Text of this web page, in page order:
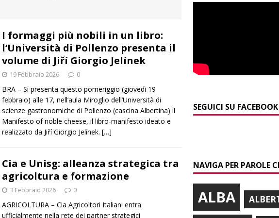
ALBA
ITINERARI / In gita a Infini.To, il sorprendente museo e
di Pino torinese
ALBA
Incendio a Valdieri, trasferiti per precauzione gli scout
Palio di Asti, Andrea Calamassi confermato mossiere per
ALTRE NOTIZIE
braidese
I formaggi più nobili in un libro:
l’Università di Pollenzo presenta il
volume di Jiří Giorgio Jelínek
19 Febbraio 2026 0
BRA – Si presenta questo pomeriggio (giovedì 19
febbraio) alle 17, nell’aula Miroglio dell’Università di
scienze gastronomiche di Pollenzo (cascina Albertina) il
Manifesto of noble cheese, il libro-manifesto ideato e
realizzato da Jiří Giorgio Jelínek. […]
Cia e Unisg: alleanza strategica tra
agricoltura e formazione
3 Febbraio 2026 0
AGRICOLTURA – Cia Agricoltori Italiani entra
ufficialmente nella rete dei partner strategici
SEGUICI SU FACEBOOK
NAVIGA PER PAROLE
ALBA